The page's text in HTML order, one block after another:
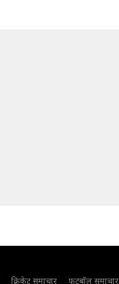
क्रिकेट समाचार फुटबॉल समाचार